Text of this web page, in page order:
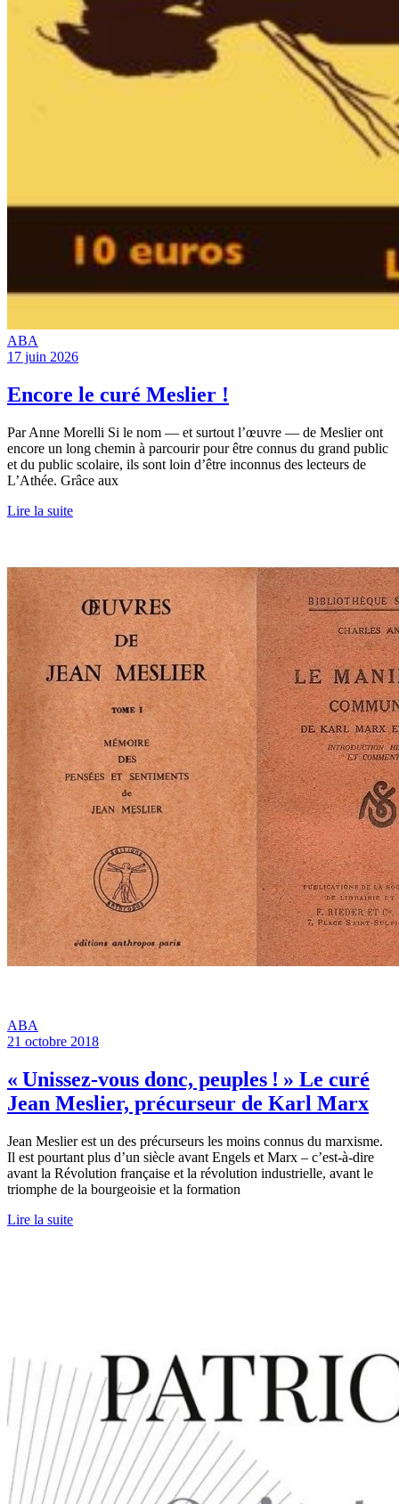
ABA
17 juin 2026
Encore le curé Meslier !
Par Anne Morelli Si le nom — et surtout l’œuvre — de Meslier ont
encore un long chemin à parcourir pour être connus du grand public
et du public scolaire, ils sont loin d’être inconnus des lecteurs de
L’Athée. Grâce aux
Lire la suite
ABA
21 octobre 2018
« Unissez-vous donc, peuples ! » Le curé
Jean Meslier, précurseur de Karl Marx
Jean Meslier est un des précurseurs les moins connus du marxisme.
Il est pourtant plus d’un siècle avant Engels et Marx – c’est-à-dire
avant la Révolution française et la révolution industrielle, avant le
triomphe de la bourgeoisie et la formation
Lire la suite